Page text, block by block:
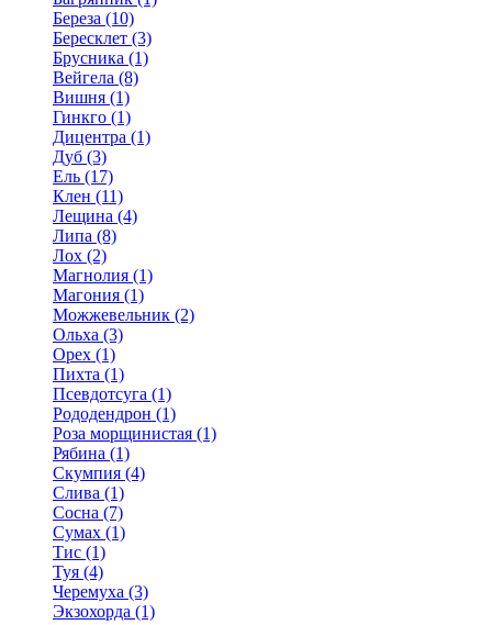
Береза (10)
Бересклет (3)
Брусника (1)
Вейгела (8)
Вишня (1)
Гинкго (1)
Дицентра (1)
Дуб (3)
Ель (17)
Клен (11)
Лещина (4)
Липа (8)
Лох (2)
Магнолия (1)
Магония (1)
Можжевельник (2)
Ольха (3)
Орех (1)
Пихта (1)
Псевдотсуга (1)
Рододендрон (1)
Роза морщинистая (1)
Рябина (1)
Скумпия (4)
Слива (1)
Сосна (7)
Сумах (1)
Тис (1)
Туя (4)
Черемуха (3)
Экзохорда (1)